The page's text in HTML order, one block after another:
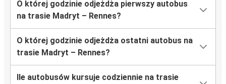
O której godzinie odjeżdża pierwszy autobus
na trasie Madryt – Rennes?
O której godzinie odjeżdża ostatni autobus na
trasie Madryt – Rennes?
Ile autobusów kursuje codziennie na trasie